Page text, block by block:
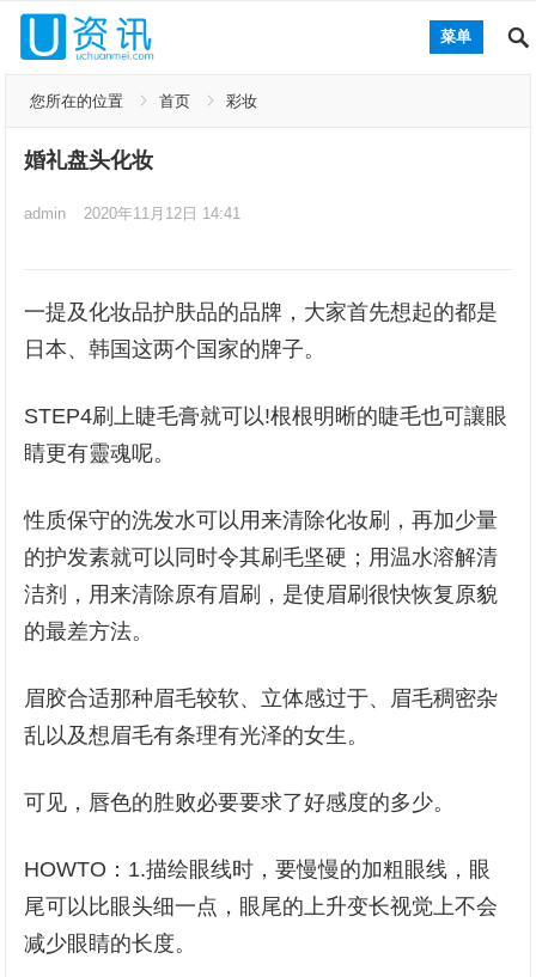
菜单
您所在的位置 首页 彩妆
婚礼盘头化妆
admin 2020年11月12日 14:41
一提及化妆品护肤品的品牌，大家首先想起的都是
日本、韩国这两个国家的牌子。
STEP4刷上睫毛膏就可以!根根明晰的睫毛也可讓眼
睛更有靈魂呢。
性质保守的洗发水可以用来清除化妆刷，再加少量
的护发素就可以同时令其刷毛坚硬；用温水溶解清
洁剂，用来清除原有眉刷，是使眉刷很快恢复原貌
的最差方法。
眉胶合适那种眉毛较软、立体感过于、眉毛稠密杂
乱以及想眉毛有条理有光泽的女生。
可见，唇色的胜败必要要求了好感度的多少。
HOWTO：1.描绘眼线时，要慢慢的加粗眼线，眼
尾可以比眼头细一点，眼尾的上升变长视觉上不会
减少眼睛的长度。